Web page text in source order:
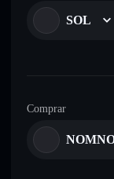
SOL
Comprar